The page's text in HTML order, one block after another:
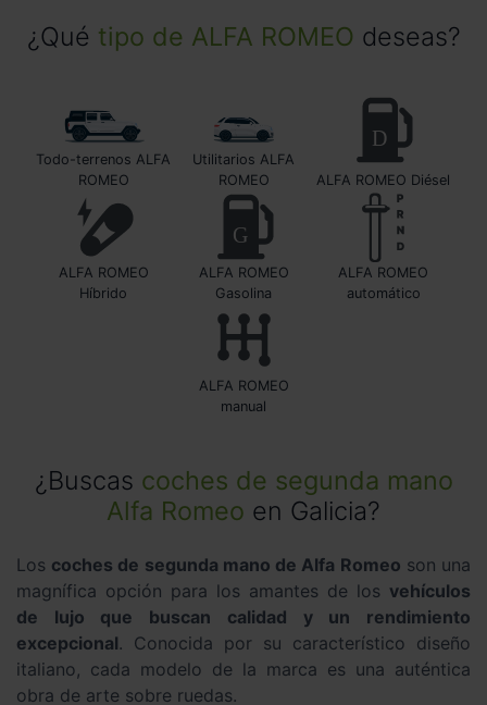
¿Qué tipo de ALFA ROMEO deseas?
Todo-terrenos ALFA
ROMEO
Utilitarios ALFA
ROMEO
ALFA ROMEO Diésel
ALFA ROMEO
Híbrido
ALFA ROMEO
Gasolina
ALFA ROMEO
automático
ALFA ROMEO
manual
¿Buscas coches de segunda mano
Alfa Romeo en Galicia?
Los coches de segunda mano de Alfa Romeo son una
magnífica opción para los amantes de los vehículos
de lujo que buscan calidad y un rendimiento
excepcional. Conocida por su característico diseño
italiano, cada modelo de la marca es una auténtica
obra de arte sobre ruedas.